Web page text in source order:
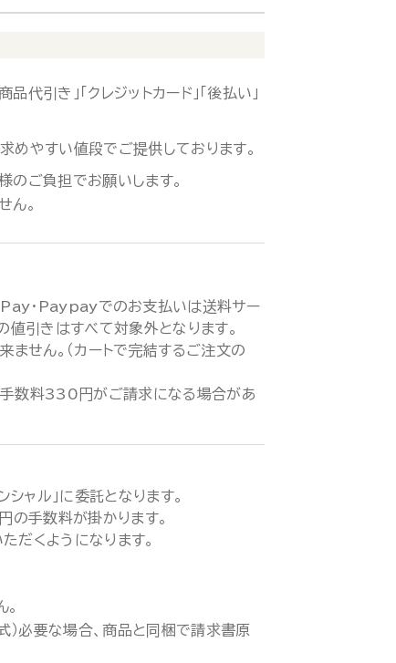
代引き」「クレジットカード」「後払い」
めやすい値段でご提供しております。
ご負担でお願いします。
ん。
・Paypayでのお支払いは送料サー
引きはすべて対象外となります。
ません。（カートで完結するご注文の
手数料330円がご請求になる場合があ
ャル」に委託となります。
手数料が掛かります。
だくようになります。
）必要な場合、商品と同梱で請求書原